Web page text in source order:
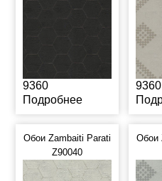
9360
Подробнее
9360
Обои Zambaiti Parati
Z90040
Обои